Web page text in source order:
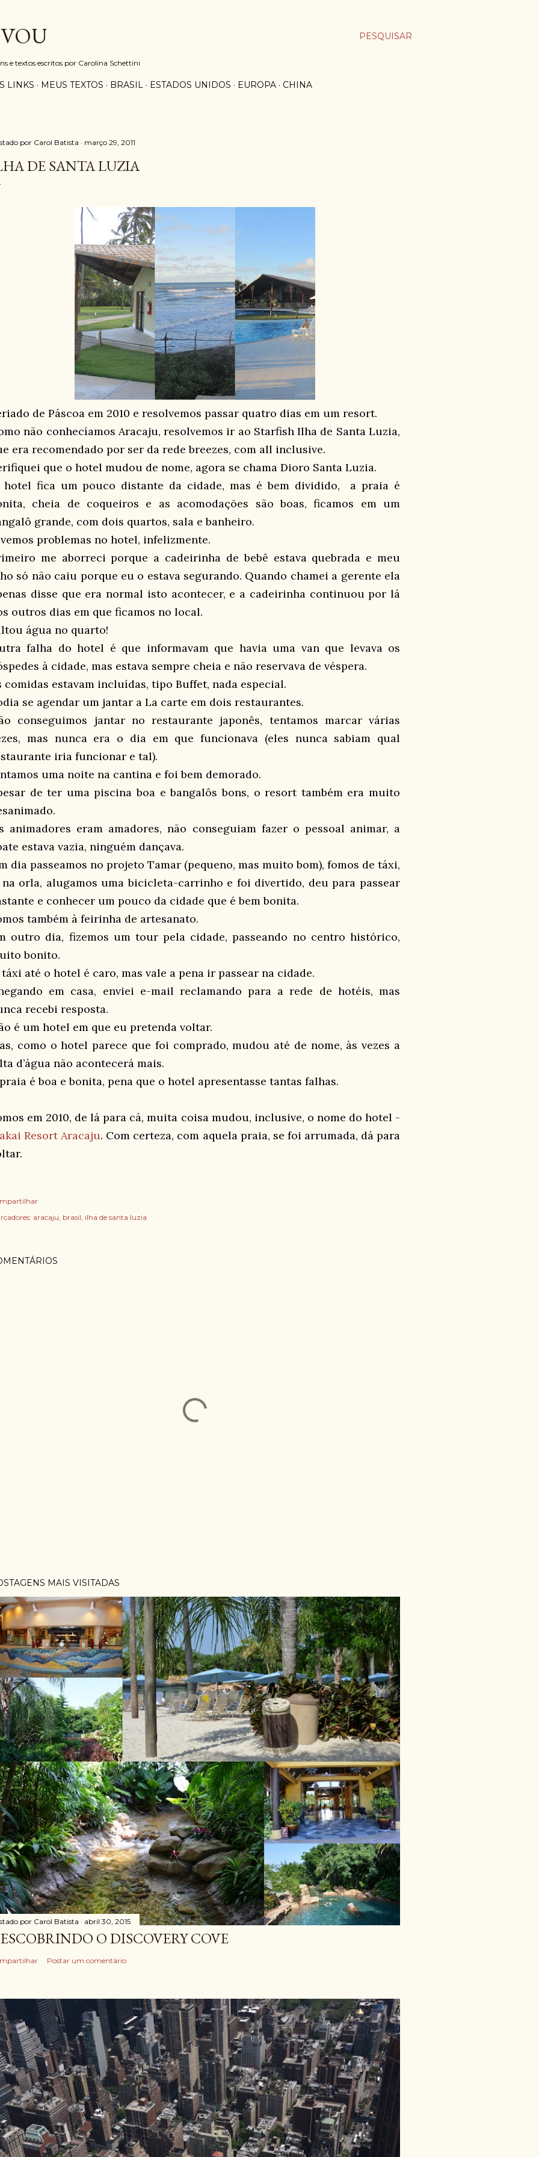
PESQUISAR
e textos escritos por Carolina Schettini
LINKS MEUS TEXTOS BRASIL ESTADOS UNIDOS EUROPA CHINA
por Carol Batista março 29, 2011
DE SANTA LUZIA
de Páscoa em 2010 e resolvemos passar quatro dias em um resort.
não conhecíamos Aracaju, resolvemos ir ao Starfish Ilha de Santa Luzia,
era recomendado por ser da rede breezes, com all inclusive.
que o hotel mudou de nome, agora se chama Dioro Santa Luzia.
hotel fica um pouco distante da cidade, mas é bem dividido, a praia é
cheia de coqueiros e as acomodações são boas, ficamos em um
grande, com dois quartos, sala e banheiro.
problemas no hotel, infelizmente.
me aborreci porque a cadeirinha de bebê estava quebrada e meu
só não caiu porque eu o estava segurando. Quando chamei a gerente ela
disse que era normal isto acontecer, e a cadeirinha continuou por lá
outros dias em que ficamos no local.
água no quarto!
falha do hotel é que informavam que havia uma van que levava os
à cidade, mas estava sempre cheia e não reservava de véspera.
comidas estavam incluídas, tipo Buffet, nada especial.
se agendar um jantar a La carte em dois restaurantes.
conseguimos jantar no restaurante japonês, tentamos marcar várias
mas nunca era o dia em que funcionava (eles nunca sabiam qual
iria funcionar e tal).
uma noite na cantina e foi bem demorado.
de ter uma piscina boa e bangalôs bons, o resort também era muito
animadores eram amadores, não conseguiam fazer o pessoal animar, a
estava vazia, ninguém dançava.
dia passeamos no projeto Tamar (pequeno, mas muito bom), fomos de táxi,
na orla, alugamos uma bicicleta-carrinho e foi divertido, deu para passear
e conhecer um pouco da cidade que é bem bonita.
também à feirinha de artesanato.
outro dia, fizemos um tour pela cidade, passeando no centro histórico,
bonito.
até o hotel é caro, mas vale a pena ir passear na cidade.
em casa, enviei e-mail reclamando para a rede de hotéis, mas
recebi resposta.
é um hotel em que eu pretenda voltar.
como o hotel parece que foi comprado, mudou até de nome, às vezes a
d’água não acontecerá mais.
é boa e bonita, pena que o hotel apresentasse tantas falhas.
em 2010, de lá para cá, muita coisa mudou, inclusive, o nome do hotel -
Resort Aracaju. Com certeza, com aquela praia, se foi arrumada, dá para
aracaju brasil ilha de santa luzia
MAIS VISITADAS
por Carol Batista abril 30, 2015
O DISCOVERY COVE
Postar um comentário